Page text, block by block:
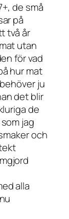
de små
på
två år
utan
för vad
hur mat
ju
det blir
de
jag
och
alla